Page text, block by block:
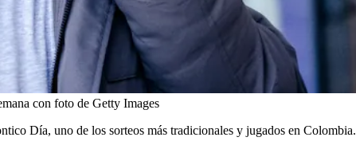
con foto de Getty Images
Día, uno de los sorteos más tradicionales y jugados en Colombia.